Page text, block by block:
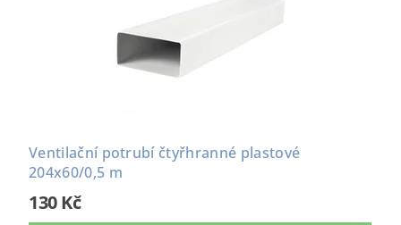
Ventilační potrubí čtyřhranné plastové
204x60/0,5 m
130 Kč